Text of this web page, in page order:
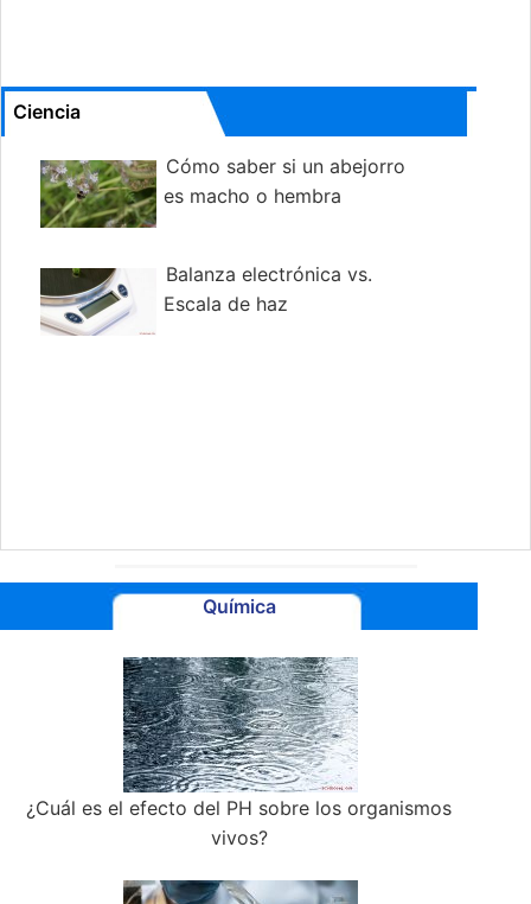
Ciencia
Cómo saber si un abejorro
es macho o hembra
Balanza electrónica vs.
Escala de haz
Química
¿Cuál es el efecto del PH sobre los organismos
vivos?